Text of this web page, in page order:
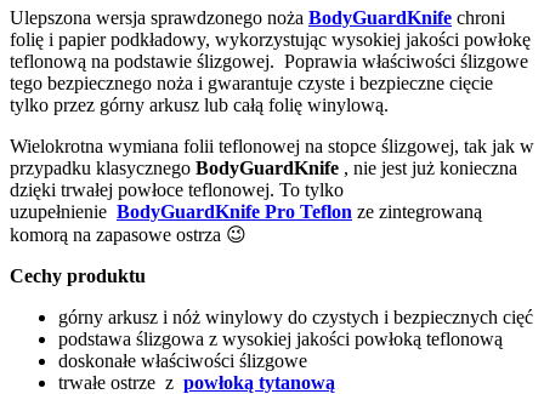
Ulepszona wersja sprawdzonego noża BodyGuardKnife chroni
folię i papier podkładowy, wykorzystując wysokiej jakości powłokę
teflonową na podstawie ślizgowej. Poprawia właściwości ślizgowe
tego bezpiecznego noża i gwarantuje czyste i bezpieczne cięcie
tylko przez górny arkusz lub całą folię winylową.
Wielokrotna wymiana folii teflonowej na stopce ślizgowej, tak jak w
przypadku klasycznego BodyGuardKnife , nie jest już konieczna
dzięki trwałej powłoce teflonowej. To tylko
uzupełnienie BodyGuardKnife Pro Teflon ze zintegrowaną
komorą na zapasowe ostrza 😉
Cechy produktu
górny arkusz i nóż winylowy do czystych i bezpiecznych cięć
podstawa ślizgowa z wysokiej jakości powłoką teflonową
doskonałe właściwości ślizgowe
trwałe ostrze z powłoką tytanową